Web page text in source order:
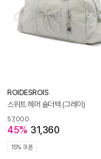
ROIDESROIS
스위트 헤머 숄더백 (그레이)
57,000
45% 31,360
15% 쿠폰